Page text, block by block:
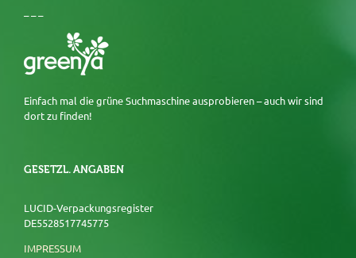
– – –
Einfach mal die grüne Suchmaschine ausprobieren – auch wir sind
dort zu finden!
GESETZL. ANGABEN
LUCID-Verpackungsregister
DE5528517745775
IMPRESSUM